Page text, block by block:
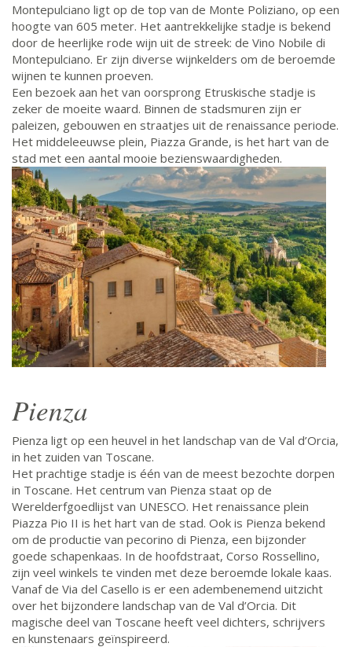
Montepulciano ligt op de top van de Monte Poliziano, op een
hoogte van 605 meter. Het aantrekkelijke stadje is bekend
door de heerlijke rode wijn uit de streek: de Vino Nobile di
Montepulciano. Er zijn diverse wijnkelders om de beroemde
wijnen te kunnen proeven.
Een bezoek aan het van oorsprong Etruskische stadje is
zeker de moeite waard. Binnen de stadsmuren zijn er
paleizen, gebouwen en straatjes uit de renaissance periode.
Het middeleeuwse plein, Piazza Grande, is het hart van de
stad met een aantal mooie bezienswaardigheden.
Pienza
Pienza ligt op een heuvel in het landschap van de Val d’Orcia,
in het zuiden van Toscane.
Het prachtige stadje is één van de meest bezochte dorpen
in Toscane. Het centrum van Pienza staat op de
Werelderfgoedlijst van UNESCO. Het renaissance plein
Piazza Pio II is het hart van de stad. Ook is Pienza bekend
om de productie van pecorino di Pienza, een bijzonder
goede schapenkaas. In de hoofdstraat, Corso Rossellino,
zijn veel winkels te vinden met deze beroemde lokale kaas.
Vanaf de Via del Casello is er een adembenemend uitzicht
over het bijzondere landschap van de Val d’Orcia. Dit
magische deel van Toscane heeft veel dichters, schrijvers
en kunstenaars geïnspireerd.